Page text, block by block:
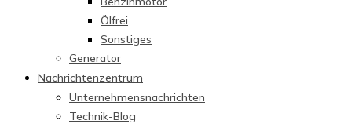
Ölfrei
Sonstiges
Generator
Nachrichtenzentrum
Unternehmensnachrichten
Technik-Blog